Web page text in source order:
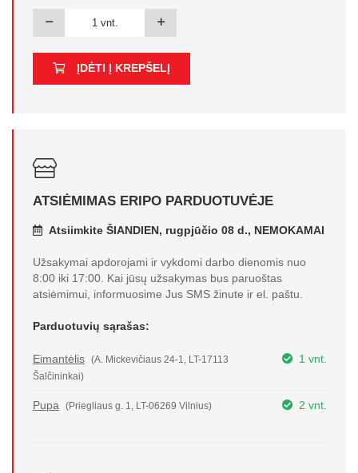
ĮDĖTI Į KREPŠELĮ
ATSIĖMIMAS ERIPO PARDUOTUVĖJE
Atsiimkite ŠIANDIEN, rugpjūčio 08 d., NEMOKAMAI
Užsakymai apdorojami ir vykdomi darbo dienomis nuo
8:00 iki 17:00. Kai jūsų užsakymas bus paruoštas
atsiėmimui, informuosime Jus SMS žinute ir el. paštu.
Parduotuvių sąrašas:
Eimantėlis
(A. Mickevičiaus 24-1, LT-17113
Šalčininkai)
1 vnt.
Pupa (Priegliaus g. 1, LT-06269 Vilnius) 2 vnt.